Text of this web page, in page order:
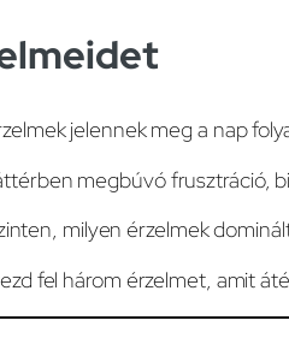
jelennek meg a nap
megbúvó frusztráció,
milyen érzelmek
fel három érzelmet, amit